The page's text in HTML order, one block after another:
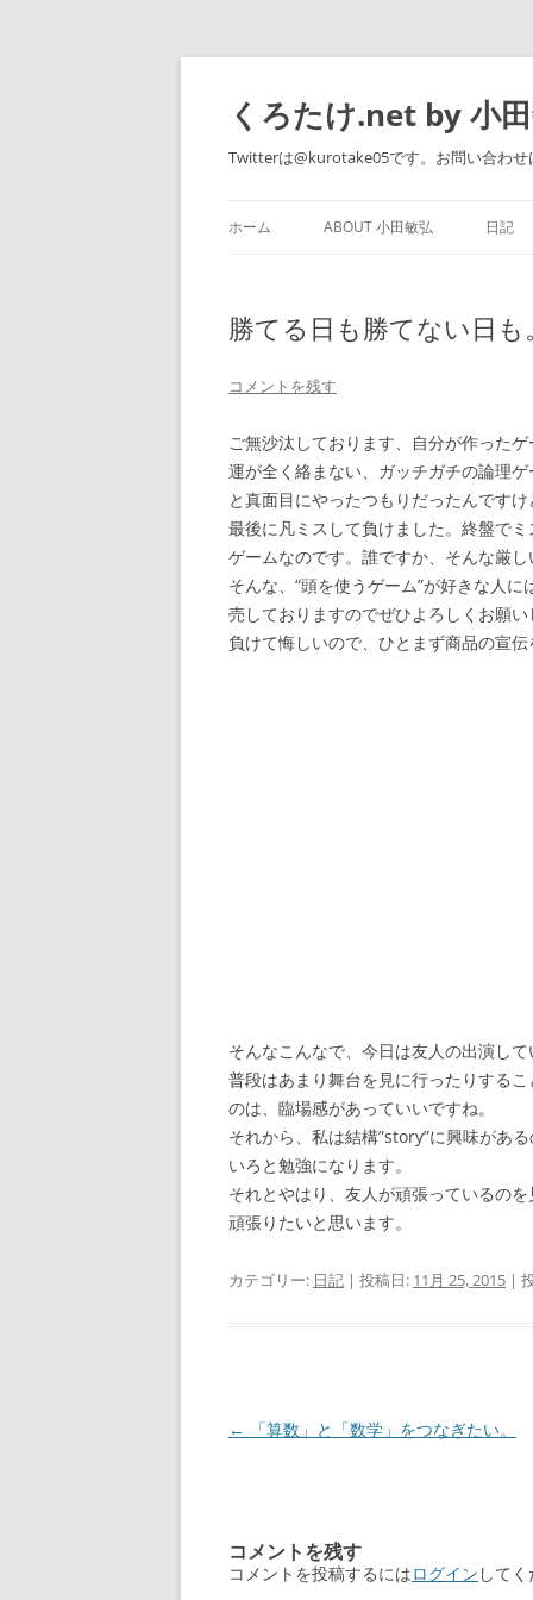
くろたけ.net by 小
Twitterは@kurotake05です。お問い合わ
ホーム ABOUT 小田敏弘 日記
勝てる日も勝てない日も。
コメントを残す
ご無沙汰しております、自分が作った
運が全く絡まない、ガッチガチの論理
と真面目にやったつもりだったんですけ
最後に凡ミスして負けました。終盤で
ゲームなのです。誰ですか、そんな厳
そんな、“頭を使うゲーム”が好きな人
売しておりますのでぜひよろしくお願い
負けて悔しいので、ひとまず商品の宣
そんなこんなで、今日は友人の出演して
普段はあまり舞台を見に行ったりする
のは、臨場感があっていいですね。
それから、私は結構”story”に興味があ
いろと勉強になります。
それとやはり、友人が頑張っているの
頑張りたいと思います。
カテゴリー: 日記 | 投稿日: 11月 25, 2015 |
投
ゲ
← 「算数」と「数学」をつなぎたい。
コメントを残す
コメントを投稿するにはログイン してく